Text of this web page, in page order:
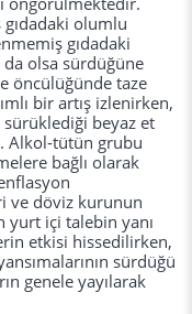
olumlu
gıdadaki
da olsa sürdüğüne
öncülüğünde taze
bir artış izlenirken,
sürüklediği beyaz et
Alkol-tütün grubu
bağlı olarak
ve döviz kurunun
yurt içi talebin yanı
etkisi hissedilirken,
sürdüğü
genele yayılarak